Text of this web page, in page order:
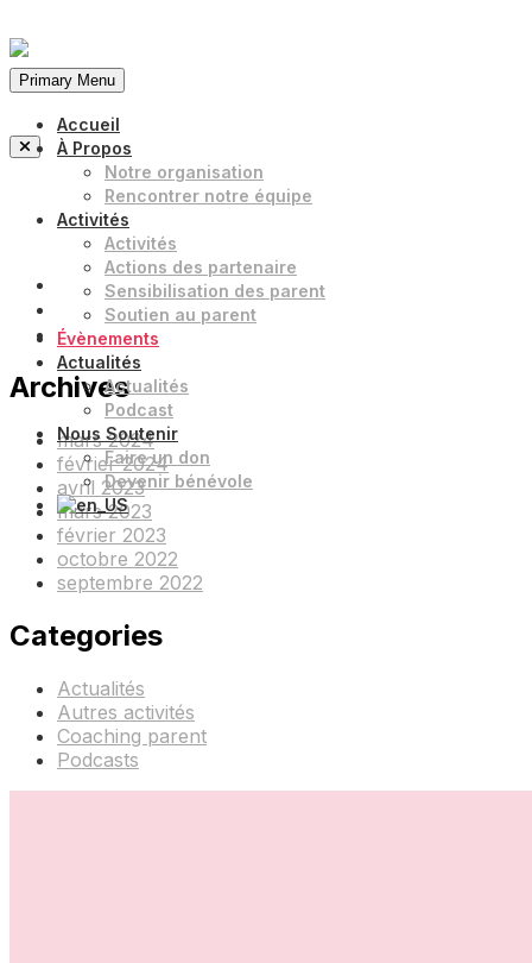
Aller
au
contenu
Primary Menu
Accueil
À Propos
Notre organisation
Rencontrer notre équipe
Activités
Activités
Actions des partenaire
Sensibilisation des parent
Soutien au parent
Évènements
Actualités
Actualités
Podcast
Nous Soutenir
Faire un don
Devenir bénévole
(+237) 671890938
info@www.ocof-cmr.org
Beedi, Douala Cameroun
Archives
mars 2024
février 2024
avril 2023
mars 2023
février 2023
octobre 2022
septembre 2022
Categories
Actualités
Autres activités
Coaching parent
Podcasts